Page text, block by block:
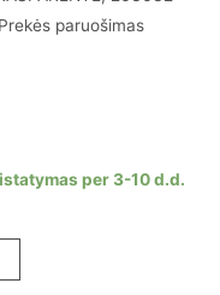
paruošimas
per 3-10 d.d.